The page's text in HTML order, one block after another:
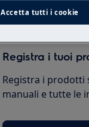
Registra i tuoi
Registra i prodotti
manuali e tutte le
Accetta tutti i cookie